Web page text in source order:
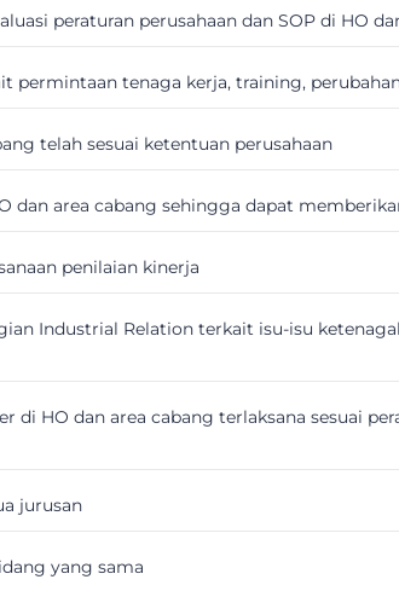
peraturan perusahaan dan SOP di HO
permintaan tenaga kerja, training,
telah sesuai ketentuan perusahaan
dan area cabang sehingga dapat
penilaian kinerja
Industrial Relation terkait isu-isu
HO dan area cabang terlaksana sesuai
jurusan
yang sama